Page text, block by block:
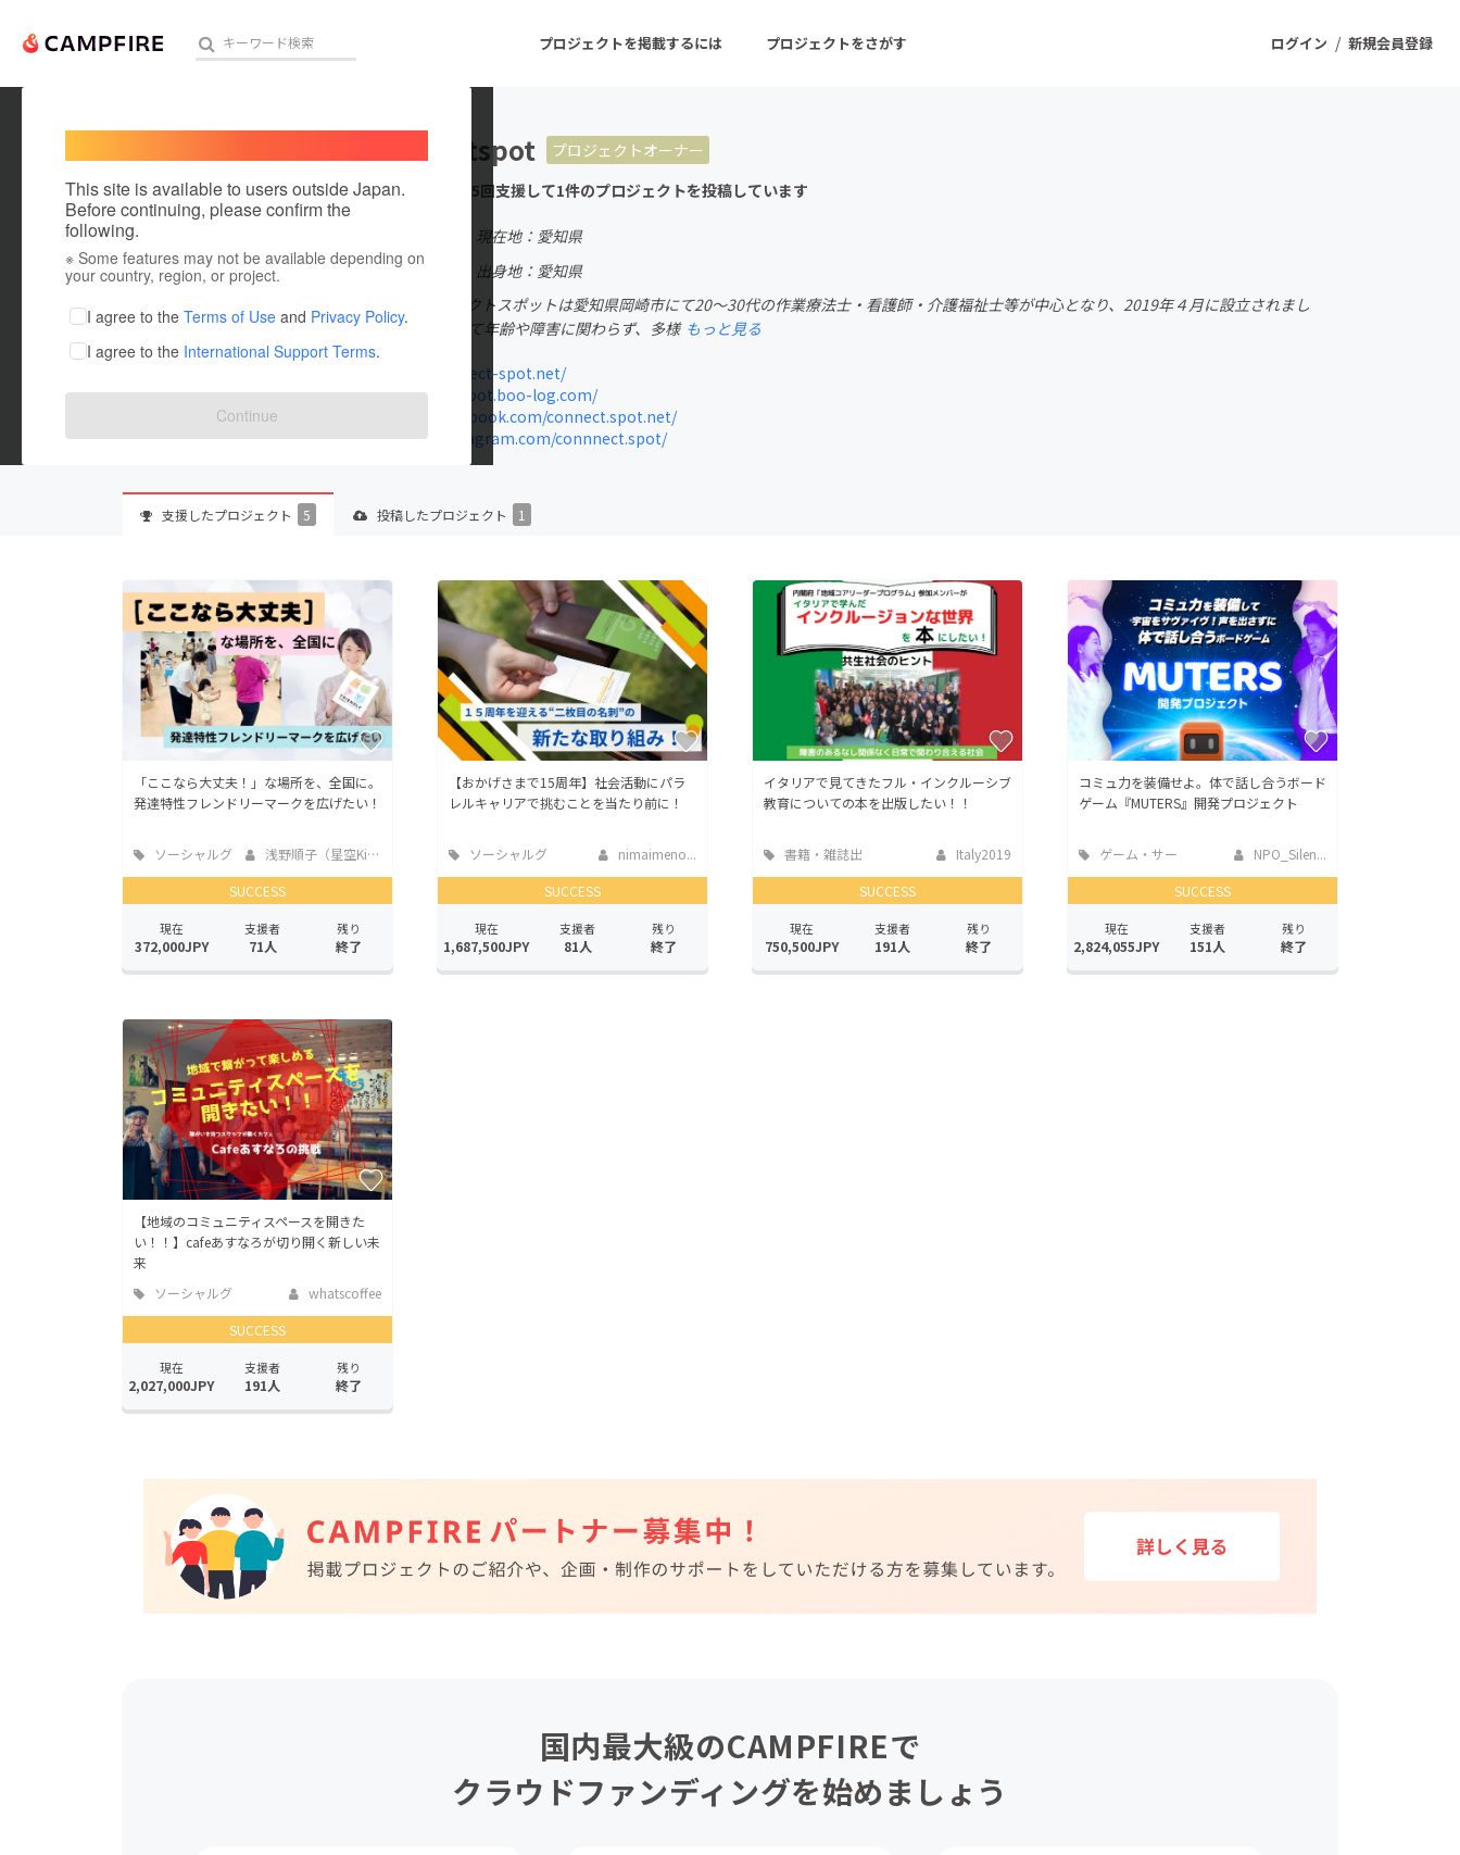
ログイン / 新規会員登録
プロジェクトを掲載するには プロジェクトをさがす
人気のプロジェクト 注目のリターン 注目の新着プロジェクト
アート・写真 音楽
テクノロジー・ガジェット
ゲーム・サービス開発 フード・飲食店
ファッション
映像・映画
ビジネス・起業
チャレンジ
まちづくり・地域活性化
CAMPFIRE for Social Good
This site is available to users outside Japan.
Before continuing, please confirm the
following.
※ Some features may not be available depending on
your country, region, or project.
I agree to the Terms of Use and Privacy Policy.
I agree to the International Support Terms.
Continue
connectspot
プロジェクトオーナー
これまでに5回支援して1件のプロジェクトを投稿しています
現在地：愛知県
出身国：日本
出身地：愛知県
NPO法人コネクトスポットは愛知県岡崎市にて20〜30代の作業療法士・看護師・介護福祉士等が中心となり、2019年４月に設立されまし
た。 理念として年齢や障害に関わらず、多様 もっと見る
npo.connect-spot.net/
connectspot.boo-log.com/
www.facebook.com/connect.spot.net/
www.instagram.com/connnect.spot/
支援したプロジェクト 5 投稿したプロジェクト 1
「ここなら大丈夫！」な場所を、全国に。
発達特性フレンドリーマークを広げたい！
ソーシャルグ
ッド
浅野順子（星空Kids）
SUCCESS
現在
372,000JPY
支援者
71人
残り
終了
【おかげさまで15周年】社会活動にパラ
レルキャリアで挑むことを当たり前に！
ソーシャルグ
ッド
nimaimeno...
SUCCESS
現在
1,687,500JPY
支援者
81人
残り
終了
イタリアで見てきたフル・インクルーシブ
教育についての本を出版したい！！
書籍・雑誌出
版
Italy2019
SUCCESS
現在
750,500JPY
支援者
191人
残り
終了
コミュ力を装備せよ。体で話し合うボード
ゲーム『MUTERS』開発プロジェクト
ゲーム・サー
ビス開発
NPO_Silen...
SUCCESS
現在
2,824,055JPY
支援者
151人
残り
終了
【地域のコミュニティスペースを開きた
い！！】cafeあすなろが切り開く新しい未
来
ソーシャルグ
ッド
whatscoffee
SUCCESS
現在
2,027,000JPY
支援者
191人
残り
終了
国内最大級のCAMPFIREで
クラウドファンディングを始めましょう